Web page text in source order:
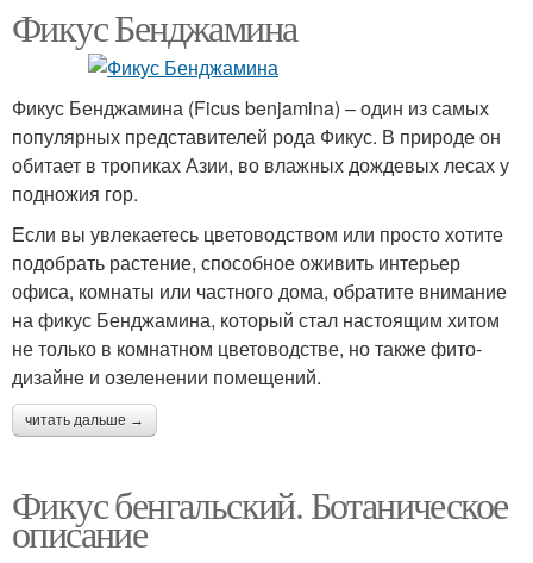
Фикус Бенджамина
Фикус Бенджамина (Ficus benjamina) – один из самых
популярных представителей рода Фикус. В природе он
обитает в тропиках Азии, во влажных дождевых лесах у
подножия гор.
Если вы увлекаетесь цветоводством или просто хотите
подобрать растение, способное оживить интерьер
офиса, комнаты или частного дома, обратите внимание
на фикус Бенджамина, который стал настоящим хитом
не только в комнатном цветоводстве, но также фито-
дизайне и озеленении помещений.
читать дальше →
Фикус бенгальский. Ботаническое
описание